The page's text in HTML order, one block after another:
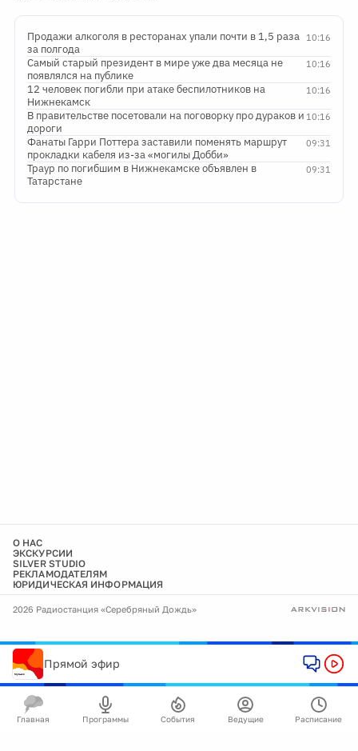
10:16
Продажи алкоголя в ресторанах упали почти в 1,5 раза
за полгода
10:16
Самый старый президент в мире уже два месяца не
появлялся на публике
10:16
12 человек погибли при атаке беспилотников на
Нижнекамск
10:16
В правительстве посетовали на поговорку про дураков и
дороги
09:31
Фанаты Гарри Поттера заставили поменять маршрут
прокладки кабеля из-за «могилы Добби»
09:31
Траур по погибшим в Нижнекамске объявлен в
Татарстане
О НАС
ЭКСКУРСИИ
SILVER STUDIO
РЕКЛАМОДАТЕЛЯМ
ЮРИДИЧЕСКАЯ ИНФОРМАЦИЯ
2026 Радиостанция «Серебряный Дождь»
Прямой эфир
Главная Программы События Ведущие Расписание